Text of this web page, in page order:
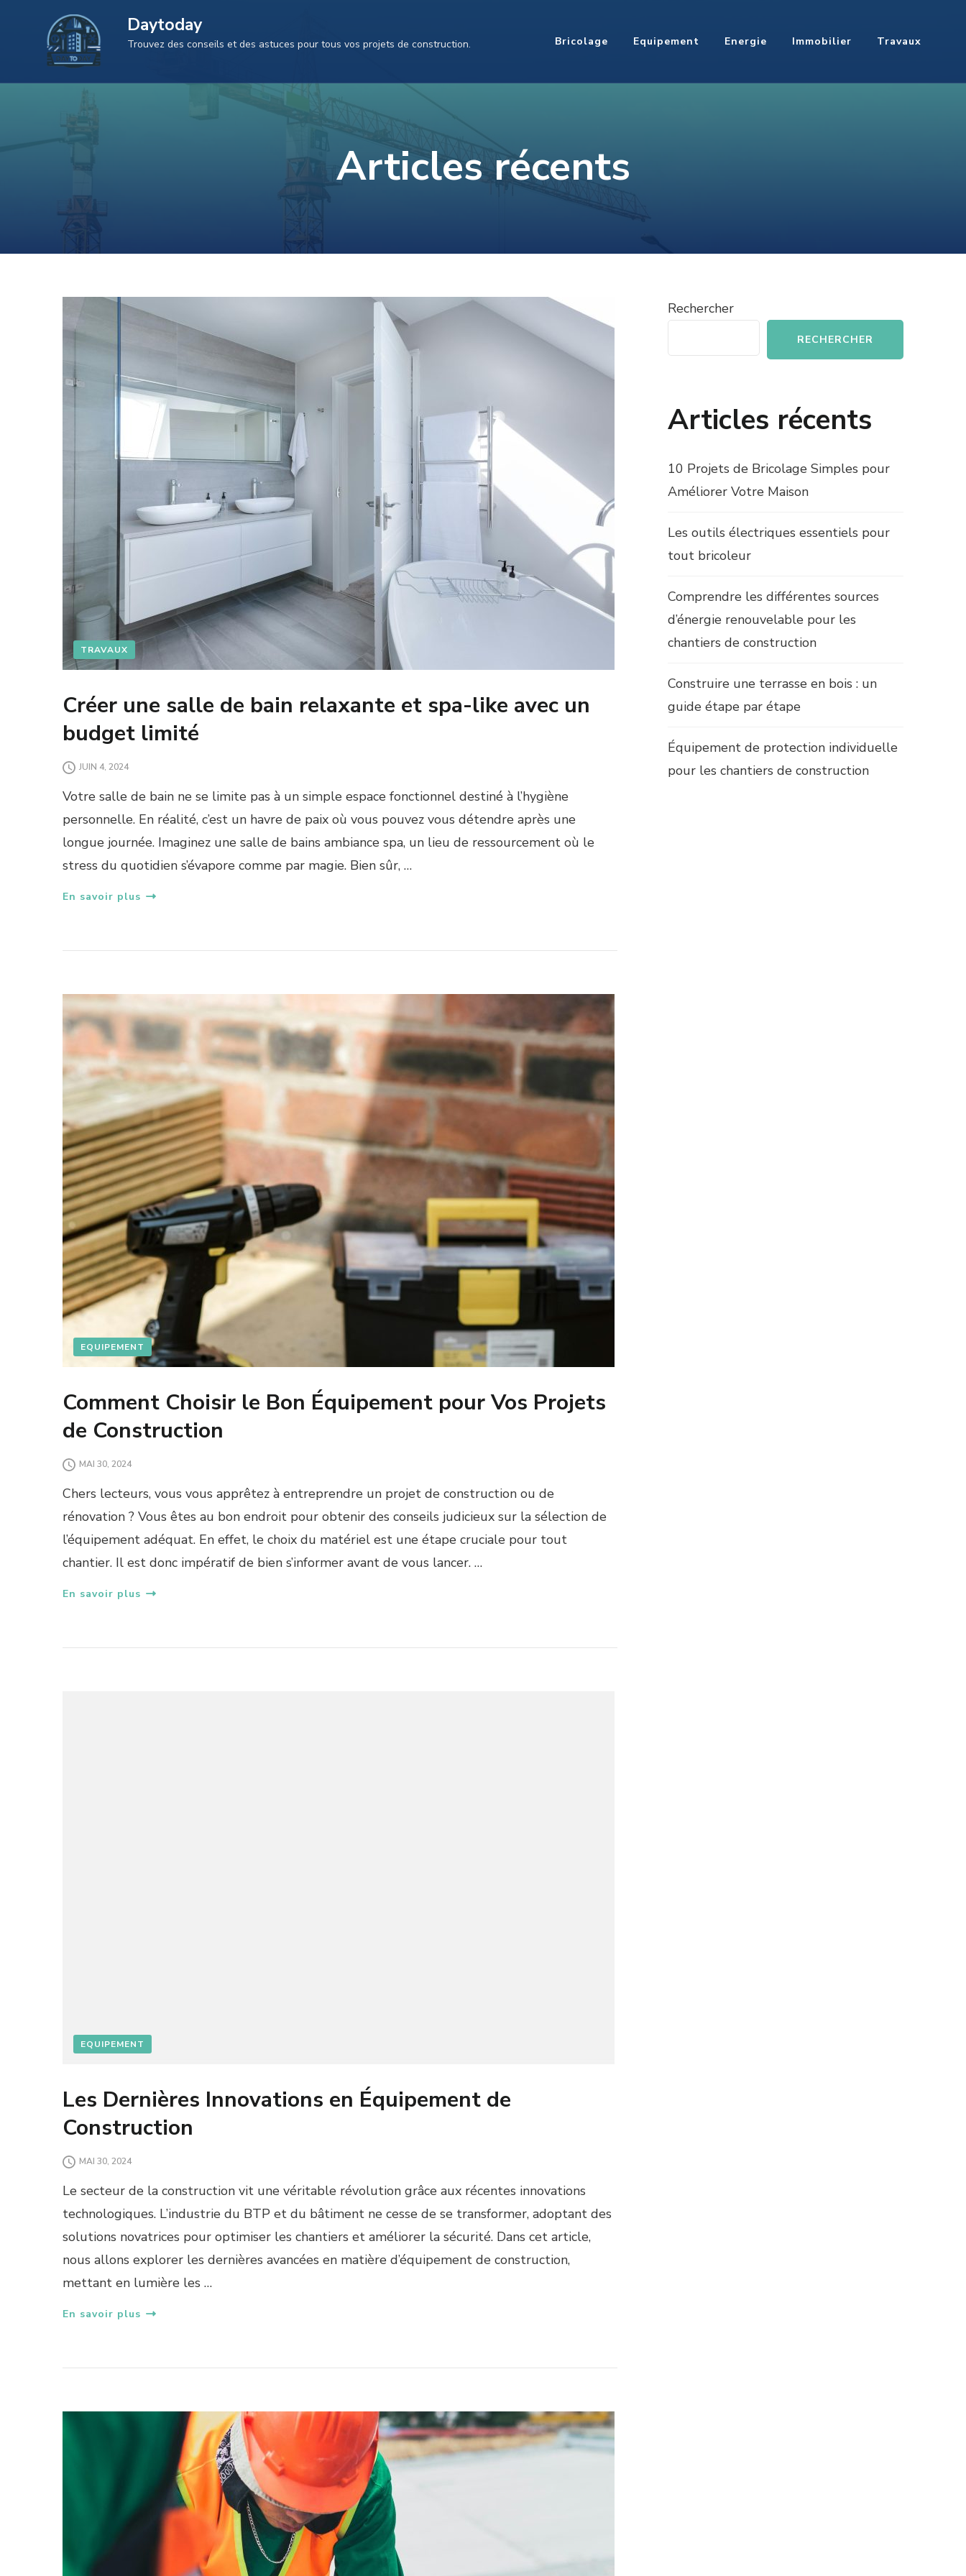
(Pressez
Daytoday
Trouvez des conseils et des astuces pour tous vos projets de construction. Bricolage Equipement Energie Immobilier Travaux
Articles récents
TRAVAUX
Créer une salle de bain relaxante et spa-like avec un
budget limité
JUIN 4, 2024
Votre salle de bain ne se limite pas à un simple espace fonctionnel destiné à l’hygiène
personnelle. En réalité, c’est un havre de paix où vous pouvez vous détendre après une
longue journée. Imaginez une salle de bains ambiance spa, un lieu de ressourcement où le
stress du quotidien s’évapore comme par magie. Bien sûr, …
En savoir plus
EQUIPEMENT
Comment Choisir le Bon Équipement pour Vos Projets
de Construction
MAI 30, 2024
Chers lecteurs, vous vous apprêtez à entreprendre un projet de construction ou de
rénovation ? Vous êtes au bon endroit pour obtenir des conseils judicieux sur la sélection de
l’équipement adéquat. En effet, le choix du matériel est une étape cruciale pour tout
chantier. Il est donc impératif de bien s’informer avant de vous lancer. …
En savoir plus
EQUIPEMENT
Les Dernières Innovations en Équipement de
Construction
MAI 30, 2024
Le secteur de la construction vit une véritable révolution grâce aux récentes innovations
technologiques. L’industrie du BTP et du bâtiment ne cesse de se transformer, adoptant des
solutions novatrices pour optimiser les chantiers et améliorer la sécurité. Dans cet article,
nous allons explorer les dernières avancées en matière d’équipement de construction,
mettant en lumière les …
En savoir plus
Rechercher
RECHERCHER
Articles récents
10 Projets de Bricolage Simples pour
Améliorer Votre Maison
Les outils électriques essentiels pour
tout bricoleur
Comprendre les différentes sources
d’énergie renouvelable pour les
chantiers de construction
Construire une terrasse en bois : un
guide étape par étape
Équipement de protection individuelle
pour les chantiers de construction